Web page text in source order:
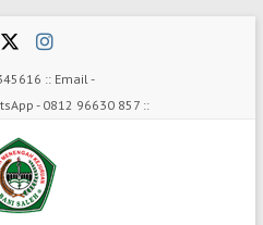
:: Email -
- 0812 96630 857 ::